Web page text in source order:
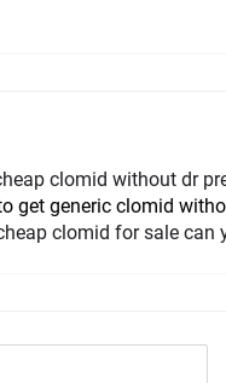
clomid without dr
get generic clomid
clomid for sale can